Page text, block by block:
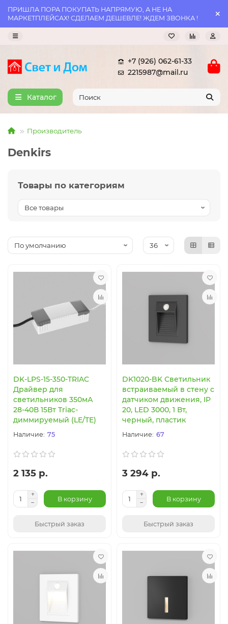
ПРИШЛА ПОРА ПОКУПАТЬ НАПРЯМУЮ, А НЕ НА
МАРКЕТПЛЕЙСАХ! СДЕЛАЕМ ДЕШЕВЛЕ! ЖДЕМ ЗВОНКА !
+7 (926) 062-61-33
2215987@mail.ru
Каталог
Производитель
Denkirs
Товары по категориям
DK-LPS-15-350-TRIAC
Драйвер для
светильников 350мА
28-40В 15Вт Triac-
диммируемый (LE/TE)
75
2 135 р.
В корзину
Быстрый заказ
DK1020-BK Светильник
встраиваемый в стену c
датчиком движения, IP
20, LED 3000, 1 Вт,
черный, пластик
67
3 294 р.
В корзину
Быстрый заказ